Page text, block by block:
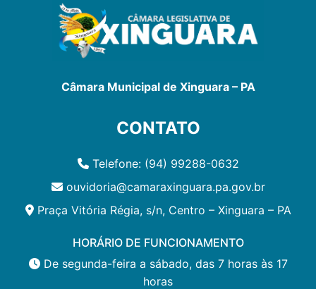
Câmara Municipal de Xinguara – PA
CONTATO
Telefone: (94) 99288-0632
ouvidoria@camaraxinguara.pa.gov.br
Praça Vitória Régia, s/n, Centro – Xinguara – PA
HORÁRIO DE FUNCIONAMENTO
De segunda-feira a sábado, das 7 horas às 17
horas